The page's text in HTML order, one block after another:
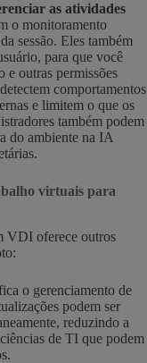
as atividades
o monitoramento
sessão. Eles também
para que você
e outras permissões
comportamentos
e limitem o que os
também podem
do ambiente na IA
virtuais para
VDI oferece outros
o gerenciamento de
podem ser
reduzindo a
de TI que podem